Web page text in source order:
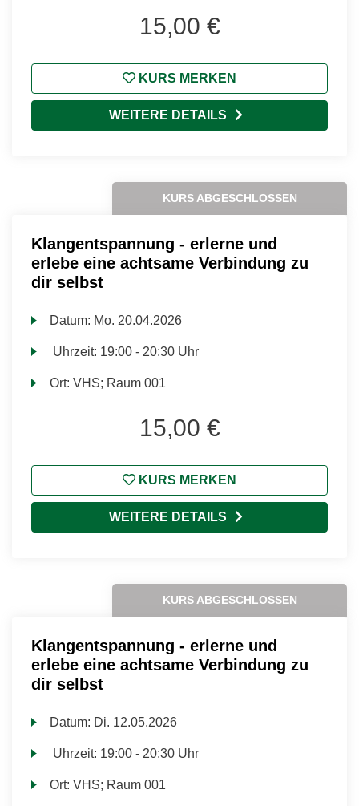
15,00 €
KURS MERKEN
WEITERE DETAILS
KURS ABGESCHLOSSEN
Klangentspannung - erlerne und
erlebe eine achtsame Verbindung zu
dir selbst
Datum: Mo. 20.04.2026
Uhrzeit: 19:00 - 20:30 Uhr
Ort:VHS; Raum 001
15,00 €
KURS MERKEN
WEITERE DETAILS
KURS ABGESCHLOSSEN
Klangentspannung - erlerne und
erlebe eine achtsame Verbindung zu
dir selbst
Datum: Di. 12.05.2026
Uhrzeit: 19:00 - 20:30 Uhr
Ort:VHS; Raum 001